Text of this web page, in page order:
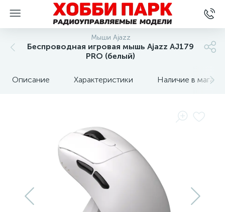
Мыши Ajazz
Беспроводная игровая мышь Ajazz AJ179
PRO (белый)
Описание Характеристики Наличие в